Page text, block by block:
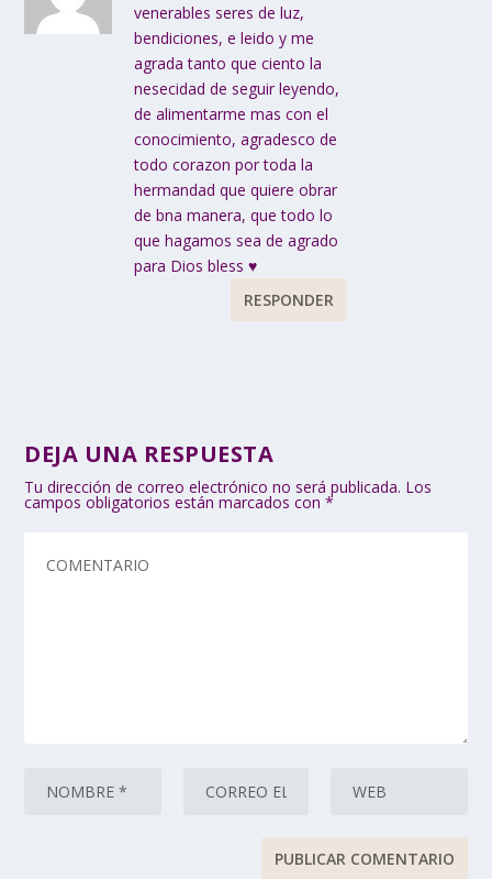
venerables seres de luz,
bendiciones, e leido y me
agrada tanto que ciento la
nesecidad de seguir leyendo,
de alimentarme mas con el
conocimiento, agradesco de
todo corazon por toda la
hermandad que quiere obrar
de bna manera, que todo lo
que hagamos sea de agrado
para Dios bless ♥
RESPONDER
DEJA UNA RESPUESTA
Tu dirección de correo electrónico no será publicada. Los
campos obligatorios están marcados con*